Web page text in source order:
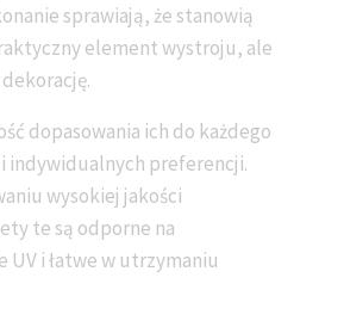
sprawiają, że stanowią
element wystroju, ale
dopasowania ich do każdego
indywidualnych preferencji.
wysokiej jakości
te są odporne na
UV i łatwe w utrzymaniu